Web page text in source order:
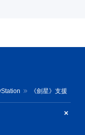
《劍星》支援